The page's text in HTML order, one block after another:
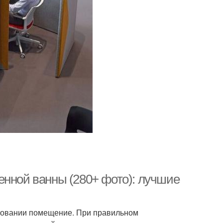
ванны (280+ фото): лучшие
помещение. При правильном